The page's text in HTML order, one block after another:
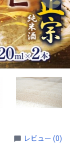
レビュー (0)